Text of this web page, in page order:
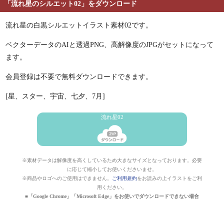
「流れ星のシルエット02」をダウンロード
流れ星の白黒シルエットイラスト素材02です。
ベクターデータのAIと透過PNG、高解像度のJPGがセットになって
ます。
会員登録は不要で無料ダウンロードできます。
[星、スター、宇宙、七夕、7月]
流れ星02
※素材データは解像度を高くしているため大きなサイズとなっております。必要
に応じて縮小してお使いくださいませ。
※商品やロゴへのご使用はできません。
ご利用規約をお読みの上イラストをご利
用ください。
■「Google Chrome」「Microsoft Edge」をお使いでダウンロードできない場合